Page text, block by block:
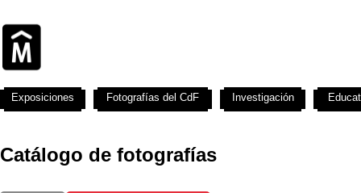
Catálogo de fotografías
Exposiciones Fotografías del CdF Investigación